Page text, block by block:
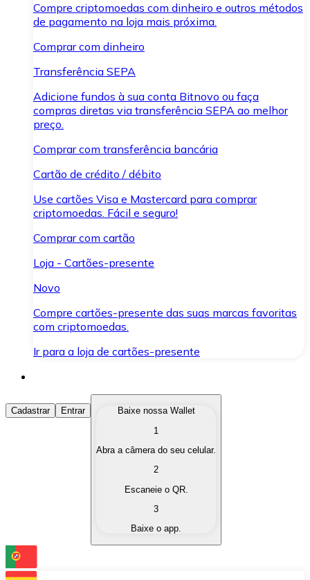
Compre criptomoedas com dinheiro e outros métodos
de pagamento na loja mais próxima.
Comprar com dinheiro
Transferência SEPA
Adicione fundos à sua conta Bitnovo ou faça
compras diretas via transferência SEPA ao melhor
preço.
Comprar com transferência bancária
Cartão de crédito / débito
Use cartões Visa e Mastercard para comprar
criptomoedas. Fácil e seguro!
Comprar com cartão
Loja - Cartões-presente
Novo
Compre cartões-presente das suas marcas favoritas
com criptomoedas.
Ir para a loja de cartões-presente
Comprar Criptomoedas
Compre as criptomoedas de seu interesse de forma
Converta suas criptomoedas em moeda fiduciária
Troque uma criptomoeda por outra
Cadastrar Entrar
Baixe nossa Wallet
1
Abra a câmera do seu celular.
2
Escaneie o QR.
3
Baixe o app.